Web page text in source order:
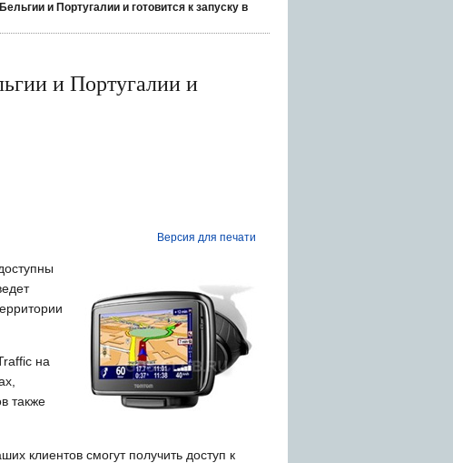
и Португалии и готовится к запуску в
и Португалии и
Версия для печати
на
также
клиентов смогут получить доступ к